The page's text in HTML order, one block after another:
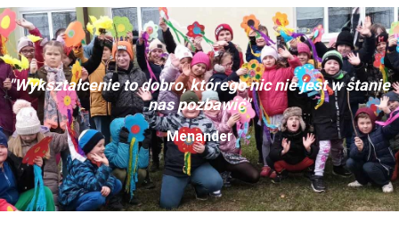
"Wykształcenie to dobro, którego nic nie jest w stanie
nas pozbawić"
Menander